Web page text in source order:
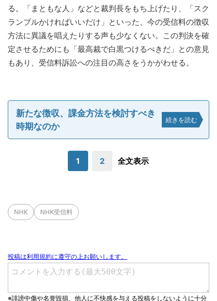
る。「まともな人」などと裁判長をもち上げたり、「スク
ランブルかければいいだけ」といった、今の受信料の徴収
方法に異議を唱えたりする声も少なくない。この判決を確
定させるためにも「最高裁で白黒つけるべきだ」との意見
もあり、受信料訴訟への注目の高さをうかがわせる。
新たな徴収、課金方法を検討すべき
時期なのか
続きを読む
1 2 全文表示
NHK NHK受信料